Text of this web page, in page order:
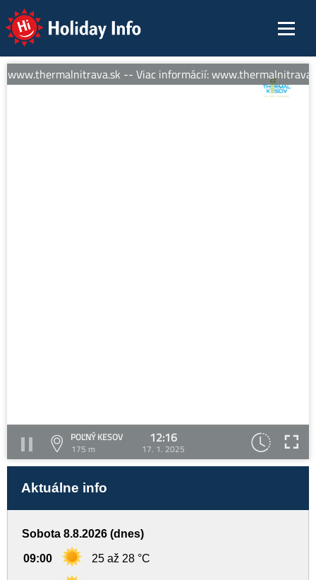
Holiday Info
-- Viac informácií:
POĽNÝ KESOV
175 m
12:16
17. 1. 2025
Aktuálne info
Sobota 8.8.2026 (dnes)
09:00 25 až 28 °C